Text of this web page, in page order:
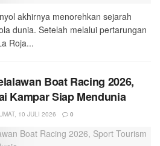
akhirnya menorehkan sejarah
dunia. Setelah melalui pertarungan
Roja...
Boat Racing 2026,
Kampar Siap Mendunia
10 JULI 2026 0